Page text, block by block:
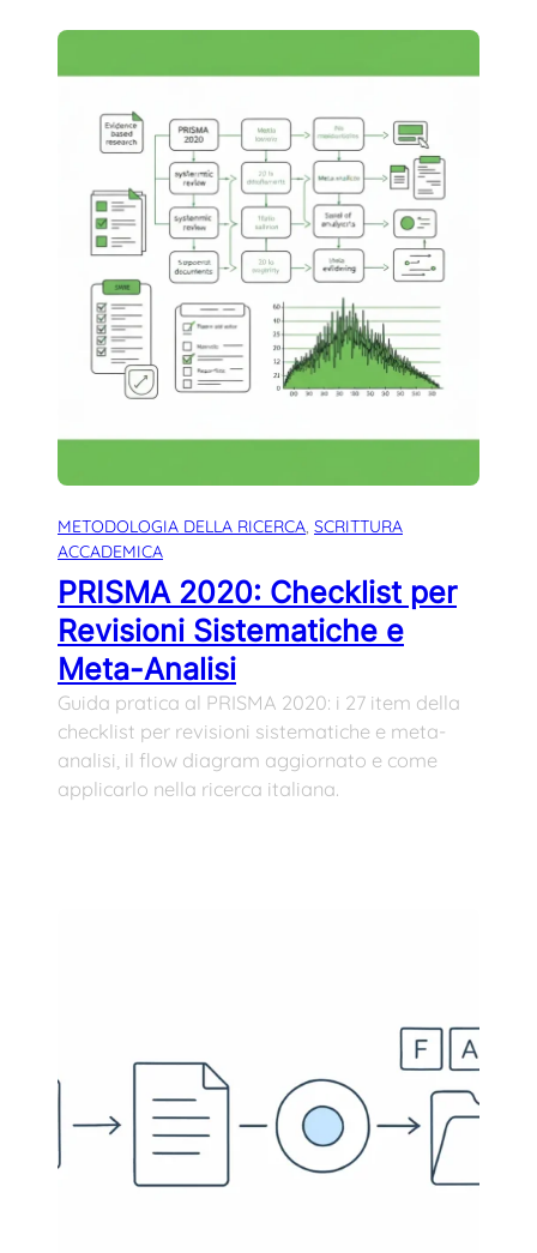
METODOLOGIA DELLA RICERCA, SCRITTURA
ACCADEMICA
PRISMA 2020: Checklist per
Revisioni Sistematiche e
Meta-Analisi
Guida pratica al PRISMA 2020: i 27 item della
checklist per revisioni sistematiche e meta-
analisi, il flow diagram aggiornato e come
applicarlo nella ricerca italiana.